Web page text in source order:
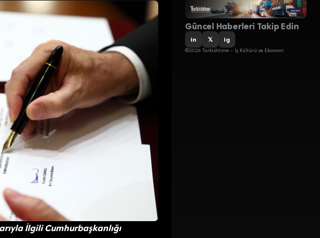
İlgili Cumhurbaşkanlığı
Güncel Haberleri Takip Edin
in 𝕏 ig
©2026 Turkishtime – İş Kültürü ve Ekonomi